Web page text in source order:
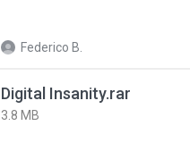
Federico B.
Digital Insanity.rar
3.8 MB